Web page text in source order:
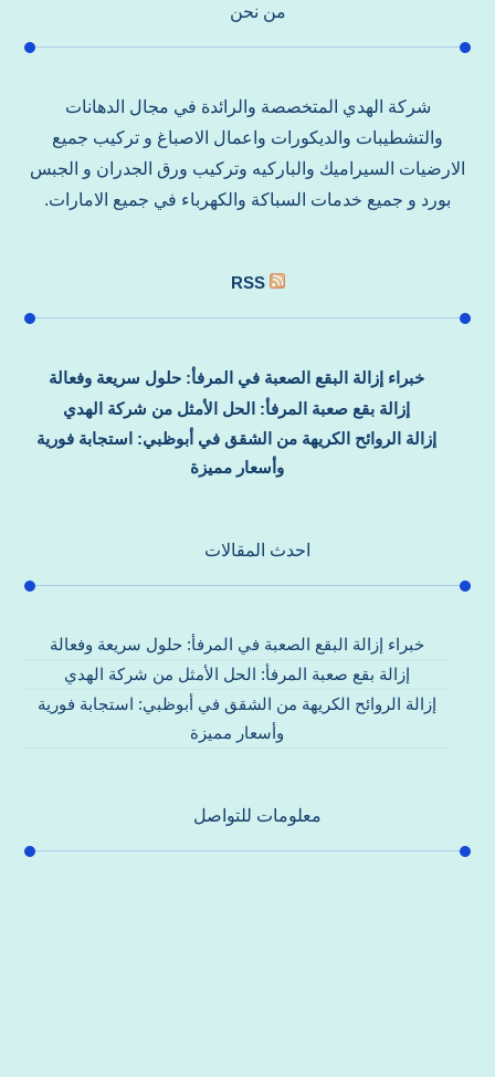
من نحن
شركة الهدي المتخصصة والرائدة في مجال الدهانات
والتشطيبات والديكورات واعمال الاصباغ و تركيب جميع
الارضيات السيراميك والباركيه وتركيب ورق الجدران و الجبس
بورد و جميع خدمات السباكة والكهرباء في جميع الامارات.
RSS
خبراء إزالة البقع الصعبة في المرفأ: حلول سريعة وفعالة
إزالة بقع صعبة المرفأ: الحل الأمثل من شركة الهدي
إزالة الروائح الكريهة من الشقق في أبوظبي: استجابة فورية
وأسعار مميزة
احدث المقالات
خبراء إزالة البقع الصعبة في المرفأ: حلول سريعة وفعالة
إزالة بقع صعبة المرفأ: الحل الأمثل من شركة الهدي
إزالة الروائح الكريهة من الشقق في أبوظبي: استجابة فورية
وأسعار مميزة
معلومات للتواصل